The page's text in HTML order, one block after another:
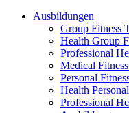
Ausbildungen
Group Fitness
Health Group
Professional
Medical
Personal
Health
Professional